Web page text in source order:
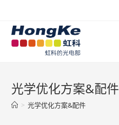
光学优化方案&配件
> 光学优化方案&配件